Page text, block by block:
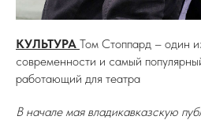
КУЛЬТУРА Том Стоппард – один
современности и самый
работающий для театра
В начале мая владикавказскую